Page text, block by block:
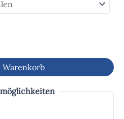
Warenkorb